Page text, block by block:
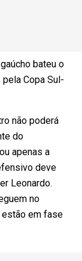
bateu o
Copa Sul-
não poderá
do
apenas a
deve
Leonardo.
no
em fase